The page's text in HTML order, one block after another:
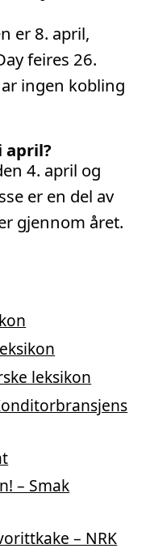
er 8. april,
feires 26.
ingen kobling
april?
4. april og
er en del av
gjennom året.
leksikon
– Smak
– NRK